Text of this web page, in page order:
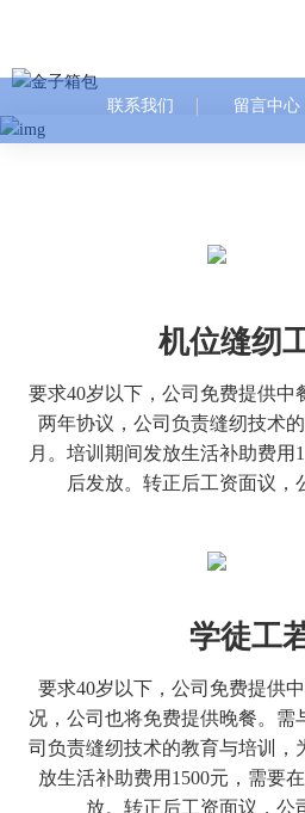
联系我们 留言中心
机位缝纫
要求40岁以下，公司免费提供中
两年协议，公司负责缝纫技术
月。培训期间发放生活补助费用
后发放。转正后工资面议，
学徒工
要求40岁以下，公司免费提供
况，公司也将免费提供晚餐。需
司负责缝纫技术的教育与培训，
放生活补助费用1500元，需要
放。转正后工资面议，公